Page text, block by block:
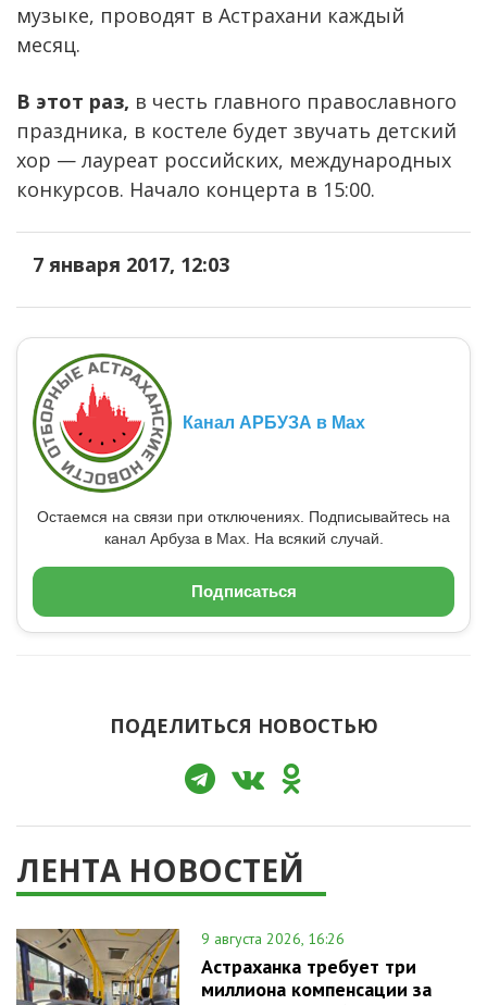
музыке, проводят в Астрахани каждый
месяц.
В этот раз, в честь главного православного
праздника, в костеле будет звучать детский
хор — лауреат российских, международных
конкурсов. Начало концерта в 15:00.
7 января 2017, 12:03
Канал АРБУЗА в Max
Остаемся на связи при отключениях. Подписывайтесь на
канал Арбуза в Max. На всякий случай.
Подписаться
ПОДЕЛИТЬСЯ НОВОСТЬЮ
ЛЕНТА НОВОСТЕЙ
9 августа 2026, 16:26
Астраханка требует три
миллиона компенсации за